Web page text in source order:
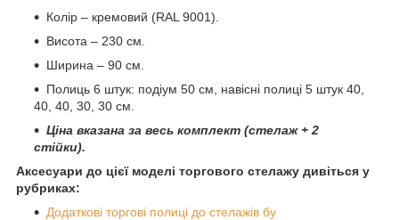
Колір – кремовий (RAL 9001).
Висота – 230 см.
Ширина – 90 см.
Полиць 6 штук: подіум 50 см, навісні полиці 5 штук 40,
40, 40, 30, 30 см.
Ціна вказана за весь комплект (стелаж + 2
стійки).
Аксесуари до цієї моделі торгового стелажу дивіться у
рубриках:
Додаткові торгові полиці до стелажів бу